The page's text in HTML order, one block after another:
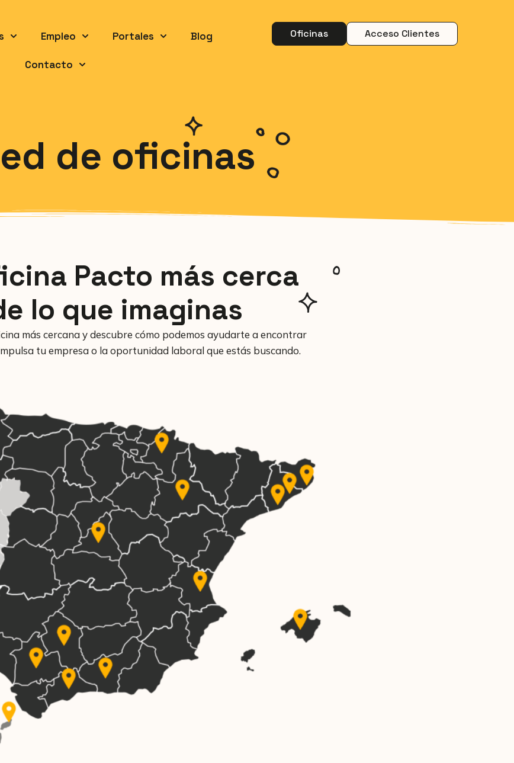
Empleo Portales Blog
Contacto
Oficinas Acceso Clientes
de oficinas
Pacto más cerca
lo que imaginas
más cercana y descubre cómo podemos ayudarte a encontrar
tu empresa o la oportunidad laboral que estás buscando.